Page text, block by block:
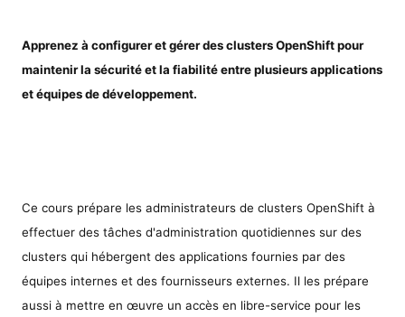
Apprenez à configurer et gérer des clusters OpenShift pour
maintenir la sécurité et la fiabilité entre plusieurs applications
et équipes de développement.
Ce cours prépare les administrateurs de clusters OpenShift à
effectuer des tâches d'administration quotidiennes sur des
clusters qui hébergent des applications fournies par des
équipes internes et des fournisseurs externes. Il les prépare
aussi à mettre en œuvre un accès en libre-service pour les